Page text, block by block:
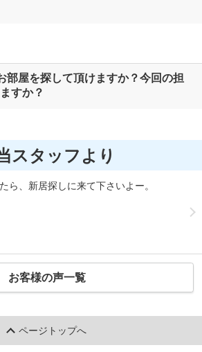
部屋を探して頂けますか？今回の担
すか？
スタッフより
ら、新居探しに来て下さいよー。
お客様の声一覧
ページトップへ